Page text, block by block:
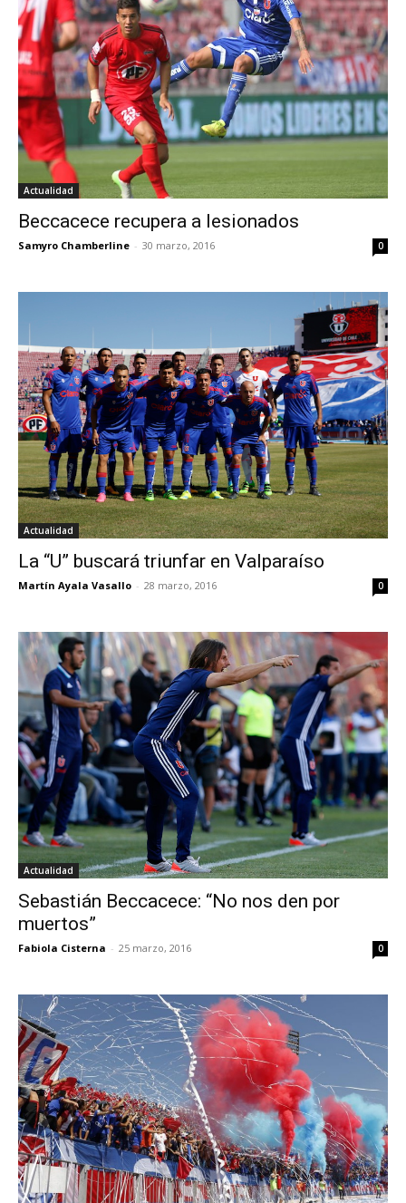
Actualidad
Beccacece recupera a lesionados
Samyro Chamberline - 30 marzo, 2016 0
Actualidad
La “U” buscará triunfar en Valparaíso
Martín Ayala Vasallo - 28 marzo, 2016 0
Actualidad
Sebastián Beccacece: “No nos den por
muertos”
Fabiola Cisterna - 25 marzo, 2016 0